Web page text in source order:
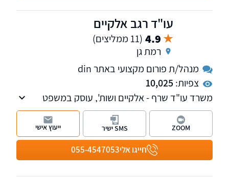
עו"ד רגב אלקיים
4.9 (11 ממליצים)
רמת גן
מנהל/ת פורום מקצועי באתר din
צפיות:10,025
משרד עו"ד שרף - אלקיים ושות', עוסק במשפט
אזרחי מסחרי בדגש על מקרקעין ונדל"ן ותחום
האגודות השיתופיות, המושבים והקיבוצים, חדלות
פירעון ודיני משפחה. למשרד סניף במרכז הארץ
וסניף באילת
חייגו אלי055-4547053
ZOOM SMS ישיר ייעוץ אישי